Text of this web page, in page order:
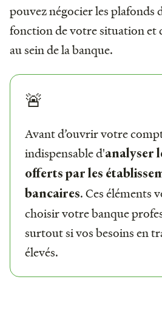
pouvez négocier les plafonds
fonction de votre situation et
au sein de la banque.
🚨
Avant d’ouvrir votre
indispensable d'analyser
offerts par les
bancaires. Ces éléments
choisir votre banque
surtout si vos besoins en
élevés.